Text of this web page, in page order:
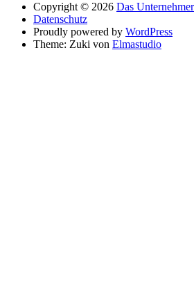
Copyright © 2026 Das
Datenschutz
Proudly powered by WordPress
Theme: Zuki von Elmastudio